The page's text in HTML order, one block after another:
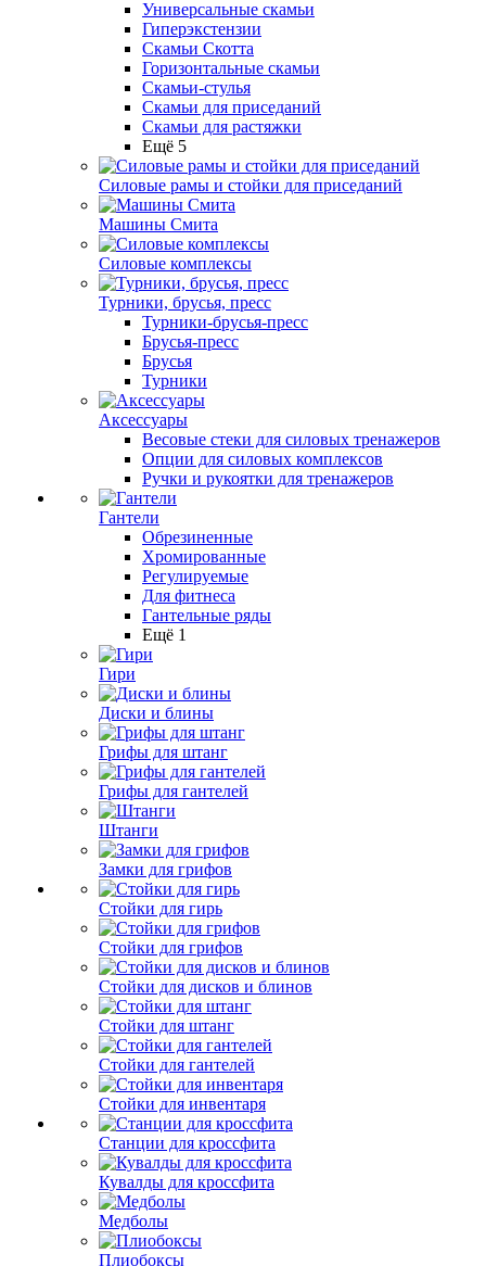
Универсальные скамьи
Гиперэкстензии
Скамьи Скотта
Горизонтальные скамьи
Скамьи-стулья
Скамьи для приседаний
Скамьи для растяжки
Ещё 5
Силовые рамы и стойки для приседаний
Машины Смита
Силовые комплексы
Турники, брусья, пресс
Турники-брусья-пресс
Брусья-пресс
Брусья
Турники
Аксессуары
Весовые стеки для силовых тренажеров
Опции для силовых комплексов
Ручки и рукоятки для тренажеров
Гантели
Обрезиненные
Хромированные
Регулируемые
Для фитнеса
Гантельные ряды
Ещё 1
Гири
Диски и блины
Грифы для штанг
Грифы для гантелей
Штанги
Замки для грифов
Стойки для гирь
Стойки для грифов
Стойки для дисков и блинов
Стойки для штанг
Стойки для гантелей
Стойки для инвентаря
Станции для кроссфита
Кувалды для кроссфита
Медболы
Плиобоксы